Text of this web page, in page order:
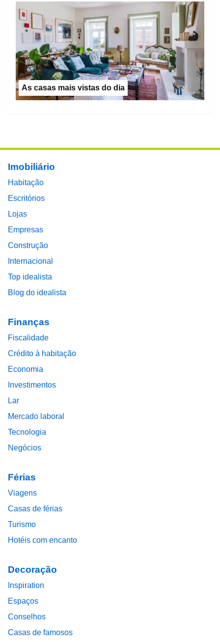
As casas mais vistas do dia
Footer main menu
Imobiliário
Habitação
Escritórios
Lojas
Empresas
Construção
Internacional
Top idealista
Blog do idealista
Finanças
Fiscalidade
Crédito à habitação
Economia
Investimentos
Lar
Mercado laboral
Tecnologia
Negócios
Férias
Viagens
Casas de férias
Turismo
Hotéis com encanto
Decoração
Inspiration
Espaços
Conselhos
Casas de famosos